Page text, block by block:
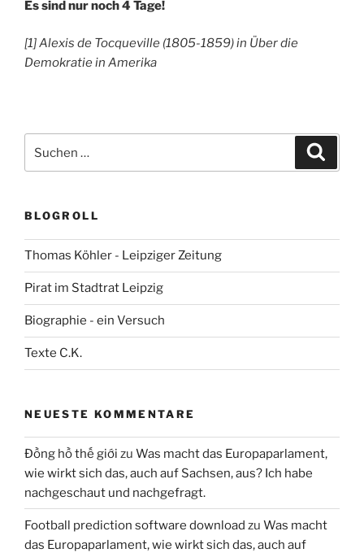
Es sind nur noch 4 Tage!
[1] Alexis de Tocqueville (1805-1859) in Über die
Demokratie in Amerika
nach:
BLOGROLL
Thomas Köhler - Leipziger Zeitung
Pirat im Stadtrat Leipzig
Biographie - ein Versuch
Texte C.K.
NEUESTE KOMMENTARE
Đồng hồ thế giới zu Was macht das Europaparlament,
wie wirkt sich das, auch auf Sachsen, aus? Ich habe
nachgeschaut und nachgefragt.
Football prediction software download zu Was macht
das Europaparlament, wie wirkt sich das, auch auf